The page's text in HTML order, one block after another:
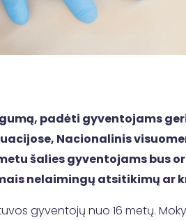
padėti gyventojams
Nacionalinis
šalies gyventojams bus
nelaimingų atsitikimų ar
gyventojų nuo 16 metų.